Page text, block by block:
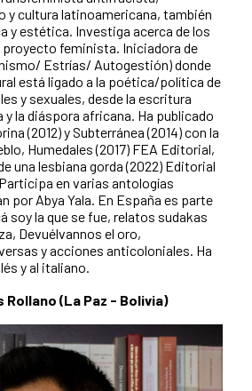
y cultura latinoamericana, también
y estética. Investiga acerca de los
feminista. Iniciadora de
Estrías/ Autogestión) donde
está ligado a la poética/política de
y sexuales, desde la escritura
y la diáspora africana. Ha publicado
(2012) y Subterránea (2014) con la
Humedales (2017) FEA Editorial,
una lesbiana gorda (2022) Editorial
en varias antologías
por Abya Yala. En España es parte
soy la que se fue, relatos sudakas
Devuélvannos el oro,
y acciones anticoloniales. Ha
y al italiano.
Rollano (La Paz - Bolivia)